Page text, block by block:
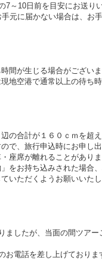
7～10日前を目安にお送り
元に届かない場合は、お
間が生じる場合がござい
地空港で通常以上の待ち
の合計が１６０ｃｍを超
で、旅行申込時にお申し
座席が離れることがあり
をお持ち込みされた場合
いただくようお願いいた
ましたが、当面の間ツア
お電話を差し上げており